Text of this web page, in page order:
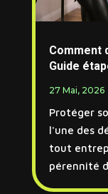
Comment
Guide
27 Mai, 2026
Protéger
l'une des
tout
pérennité